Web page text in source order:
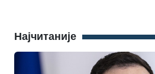
Најчитаније